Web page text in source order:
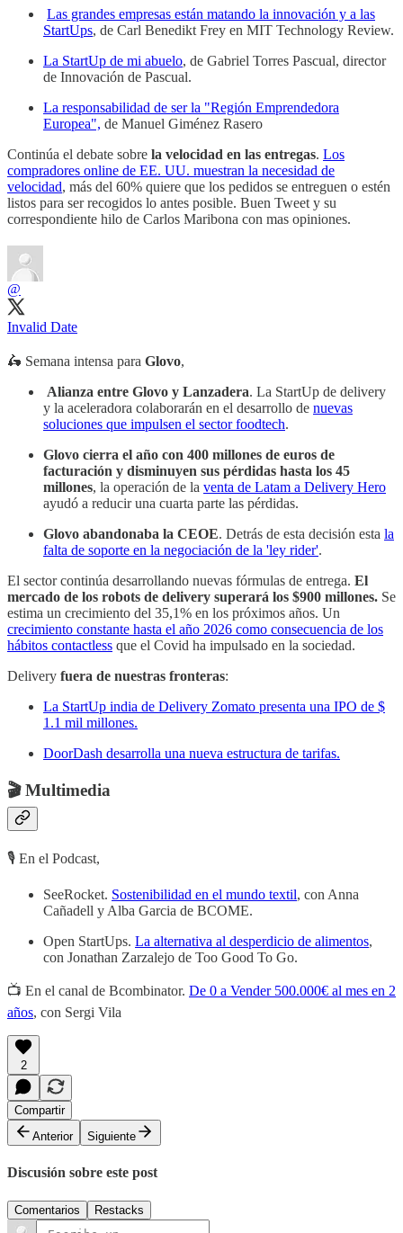
Las grandes empresas están matando la innovación y a las
StartUps, de Carl Benedikt Frey en MIT Technology Review.
La StartUp de mi abuelo, de Gabriel Torres Pascual, director
de Innovación de Pascual.
La responsabilidad de ser la "Región Emprendedora
Europea", de Manuel Giménez Rasero
Continúa el debate sobre la velocidad en las entregas. Los
compradores online de EE. UU. muestran la necesidad de
velocidad, más del 60% quiere que los pedidos se entreguen o estén
listos para ser recogidos lo antes posible. Buen Tweet y su
correspondiente hilo de Carlos Maribona con mas opiniones.
@
Invalid Date
🛵 Semana intensa para Glovo,
Alianza entre Glovo y Lanzadera. La StartUp de delivery
y la aceleradora colaborarán en el desarrollo de nuevas
soluciones que impulsen el sector foodtech.
Glovo cierra el año con 400 millones de euros de
facturación y disminuyen sus pérdidas hasta los 45
millones, la operación de la venta de Latam a Delivery Hero
ayudó a reducir una cuarta parte las pérdidas.
Glovo abandonaba la CEOE. Detrás de esta decisión esta la
falta de soporte en la negociación de la 'ley rider'.
El sector continúa desarrollando nuevas fórmulas de entrega. El
mercado de los robots de delivery superará los $900 millones. Se
estima un crecimiento del 35,1% en los próximos años. Un
crecimiento constante hasta el año 2026 como consecuencia de los
hábitos contactless que el Covid ha impulsado en la sociedad.
Delivery fuera de nuestras fronteras:
La StartUp india de Delivery Zomato presenta una IPO de $
1.1 mil millones.
DoorDash desarrolla una nueva estructura de tarifas.
🎬 Multimedia
🎙 En el Podcast,
SeeRocket. Sostenibilidad en el mundo textil, con Anna
Cañadell y Alba Garcia de BCOME.
Open StartUps. La alternativa al desperdicio de alimentos,
con Jonathan Zarzalejo de Too Good To Go.
📺 En el canal de Bcombinator. De 0 a Vender 500.000€ al mes en 2
años, con Sergi Vila
2
Compartir
Anterior
Siguiente
Discusión sobre este post
Comentarios Restacks